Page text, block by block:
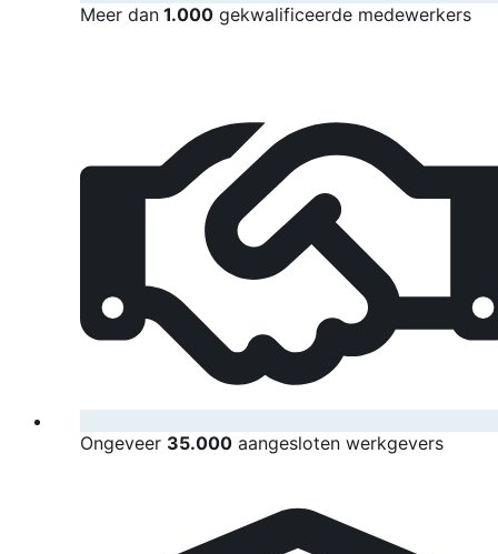
Meer dan 1.000 gekwalificeerde medewerkers
Ongeveer 35.000 aangesloten werkgevers